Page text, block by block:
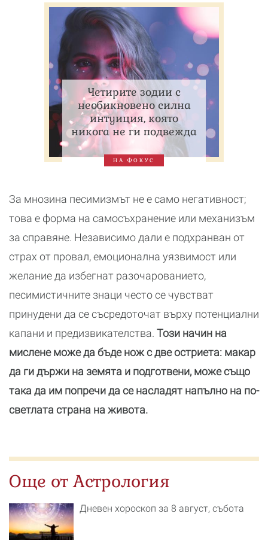
Четирите зодии с
необикновено силна
интуиция, която
никога не ги подвежда
НА ФОКУС
За мнозина песимизмът не е само негативност;
това е форма на самосъхранение или механизъм
за справяне. Независимо дали е подхранван от
страх от провал, емоционална уязвимост или
желание да избегнат разочарованието,
песимистичните знаци често се чувстват
принудени да се съсредоточат върху потенциални
капани и предизвикателства. Този начин на
мислене може да бъде нож с две остриета: макар
да ги държи на земята и подготвени, може също
така да им попречи да се насладят напълно на по-
светлата страна на живота.
Още от Астрология
Дневен хороскоп за 8 август, събота